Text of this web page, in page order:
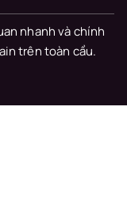
nhanh và chính
trên toàn cầu.